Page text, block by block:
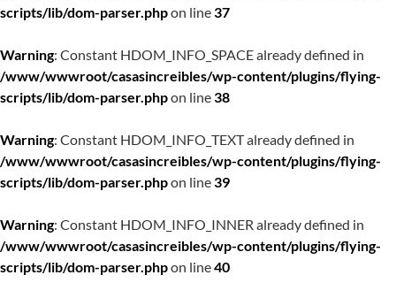
scripts/lib/dom-parser.phpon line37
Warning: Constant HDOM_INFO_SPACE already defined in
/www/wwwroot/casasincreibles/wp-content/plugins/flying-
scripts/lib/dom-parser.phpon line38
Warning: Constant HDOM_INFO_TEXT already defined in
/www/wwwroot/casasincreibles/wp-content/plugins/flying-
scripts/lib/dom-parser.phpon line39
Warning: Constant HDOM_INFO_INNER already defined in
/www/wwwroot/casasincreibles/wp-content/plugins/flying-
scripts/lib/dom-parser.phpon line40